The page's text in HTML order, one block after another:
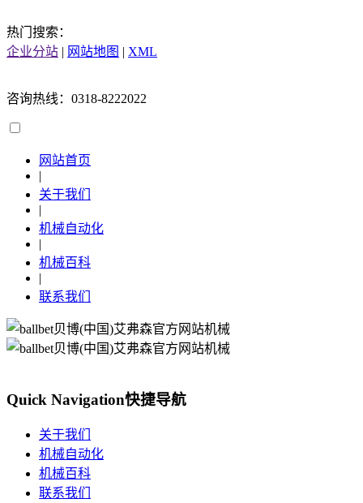
热门搜索：
企业分站 | 网站地图 | XML
咨询热线：0318-8222022
网站首页
|
关于我们
|
机械自动化
|
机械百科
|
联系我们
Quick Navigation快捷导航
关于我们
机械自动化
机械百科
联系我们